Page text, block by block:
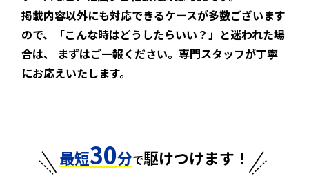
掲載内容以外にも対応できるケースが多数ございます
ので、「こんな時はどうしたらいい？」と迷われた場
合は、
まずはご一報ください。専門スタッフが丁寧
にお応えいたします。
最短30分で駆けつけます！